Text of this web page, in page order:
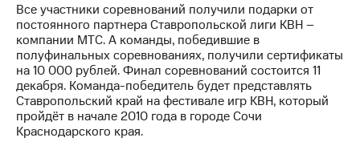
Достижения
Интервью
Финансовая
отчетность
Контакты
Все участники соревнований получили подарки от
постоянного партнера Ставропольской лиги КВН –
компании МТС. А команды, победившие в
полуфинальных соревнованиях, получили сертификаты
на 10 000 рублей. Финал соревнований состоится 11
декабря. Команда-победитель будет представлять
Ставропольский край на фестивале игр КВН, который
пройдёт в начале 2010 года в городе Сочи
Краснодарского края.